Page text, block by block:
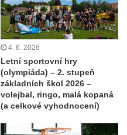
4. 6. 2026
Letní sportovní hry
(olympiáda) – 2. stupeň
základních škol 2026 –
volejbal, ringo, malá kopaná
(a celkové vyhodnocení)